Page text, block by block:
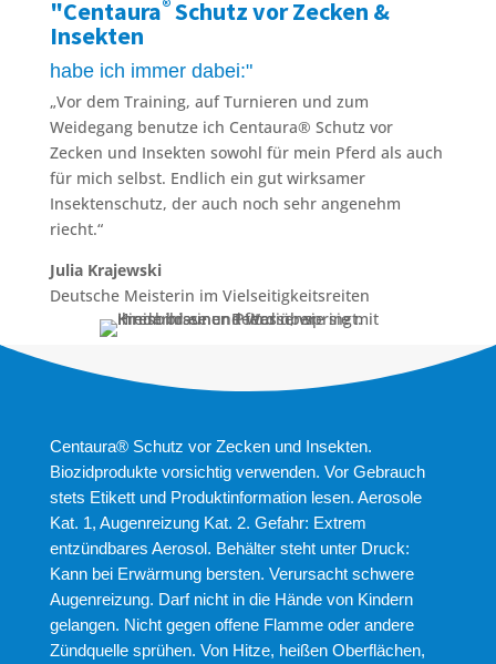
"Centaura®Schutz vor Zecken &
Insekten
habe ich immer dabei:"
„Vor dem Training, auf Turnieren und zum
Weidegang benutze ich Centaura® Schutz vor
Zecken und Insekten sowohl für mein Pferd als auch
für mich selbst. Endlich ein gut wirksamer
Insektenschutz, der auch noch sehr angenehm
riecht.“
Julia Krajewski
Deutsche Meisterin im Vielseitigkeitsreiten
Centaura® Schutz vor Zecken und Insekten.
Biozidprodukte vorsichtig verwenden. Vor Gebrauch
stets Etikett und Produktinformation lesen. Aerosole
Kat. 1, Augenreizung Kat. 2. Gefahr: Extrem
entzündbares Aerosol. Behälter steht unter Druck:
Kann bei Erwärmung bersten. Verursacht schwere
Augenreizung. Darf nicht in die Hände von Kindern
gelangen. Nicht gegen offene Flamme oder andere
Zündquelle sprühen. Von Hitze, heißen Oberflächen,